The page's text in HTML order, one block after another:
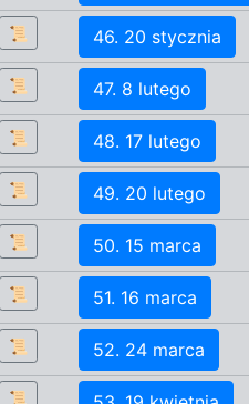
📜 46. 20 stycznia
📜 47. 8 lutego
📜 48. 17 lutego
📜 49. 20 lutego
📜 50. 15 marca
📜 51. 16 marca
📜 52. 24 marca
📜